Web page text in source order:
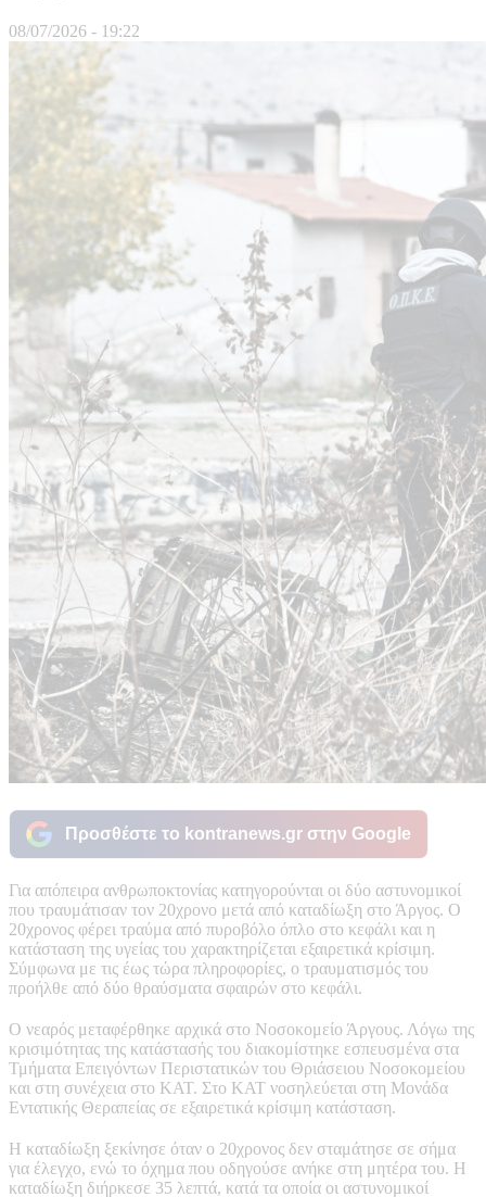
08/07/2026 - 19:22
Προσθέστε το kontranews.gr στην Google
Για απόπειρα ανθρωποκτονίας κατηγορούνται οι δύο αστυνομικοί
που τραυμάτισαν τον 20χρονο μετά από καταδίωξη στο Άργος. Ο
20χρονος φέρει τραύμα από πυροβόλο όπλο στο κεφάλι και η
κατάσταση της υγείας του χαρακτηρίζεται εξαιρετικά κρίσιμη.
Σύμφωνα με τις έως τώρα πληροφορίες, ο τραυματισμός του
προήλθε από δύο θραύσματα σφαιρών στο κεφάλι.
Ο νεαρός μεταφέρθηκε αρχικά στο Νοσοκομείο Άργους. Λόγω της
κρισιμότητας της κατάστασής του διακομίστηκε εσπευσμένα στα
Τμήματα Επειγόντων Περιστατικών του Θριάσειου Νοσοκομείου
και στη συνέχεια στο ΚΑΤ. Στο ΚΑΤ νοσηλεύεται στη Μονάδα
Εντατικής Θεραπείας σε εξαιρετικά κρίσιμη κατάσταση.
Η καταδίωξη ξεκίνησε όταν ο 20χρονος δεν σταμάτησε σε σήμα
για έλεγχο, ενώ το όχημα που οδηγούσε ανήκε στη μητέρα του. Η
καταδίωξη διήρκεσε 35 λεπτά, κατά τα οποία οι αστυνομικοί